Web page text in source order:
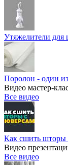
Утяжелители для
Поролон - один
Видео мастер-
Все видео
Как сшить шторы
Видео
Все видео